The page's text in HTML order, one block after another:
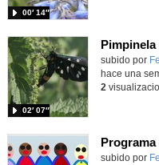
00′ 14″
Contenido
subido por
02′ 07″
hace una
2
Contenido
subido por